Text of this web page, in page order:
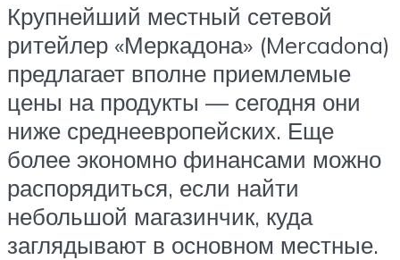
Крупнейший местный сетевой
ритейлер «Меркадона» (Mercadona)
предлагает вполне приемлемые
цены на продукты — сегодня они
ниже среднеевропейских. Еще
более экономно финансами можно
распорядиться, если найти
небольшой магазинчик, куда
заглядывают в основном местные.